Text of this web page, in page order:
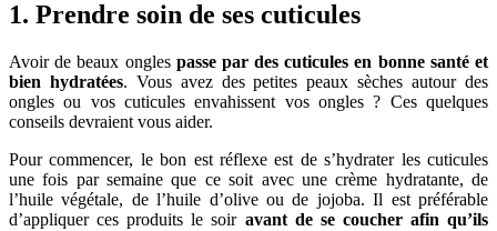
1. Prendre soin de ses cuticules
Avoir de beaux ongles passe par des cuticules en bonne santé et
bien hydratées. Vous avez des petites peaux sèches autour des
ongles ou vos cuticules envahissent vos ongles ? Ces quelques
conseils devraient vous aider.
Pour commencer, le bon est réflexe est de s’hydrater les cuticules
une fois par semaine que ce soit avec une crème hydratante, de
l’huile végétale, de l’huile d’olive ou de jojoba. Il est préférable
d’appliquer ces produits le soir avant de se coucher afin qu’ils